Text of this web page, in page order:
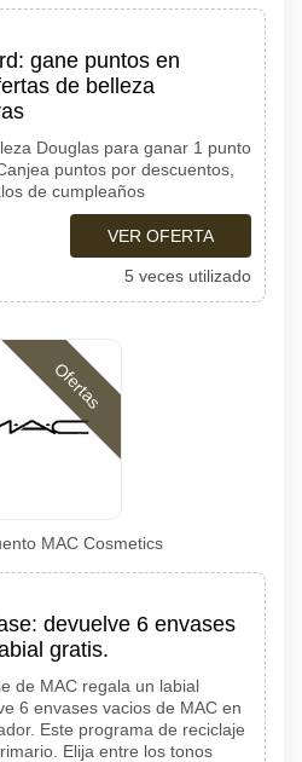
gane puntos en
de belleza
Douglas para ganar 1 punto
puntos por descuentos,
de cumpleaños
VER OFERTA
5 veces utilizado
Ofertas
MAC Cosmetics
devuelve 6 envases
gratis.
de MAC regala un labial
6 envases vacios de MAC en
Este programa de reciclaje
Elija entre los tonos